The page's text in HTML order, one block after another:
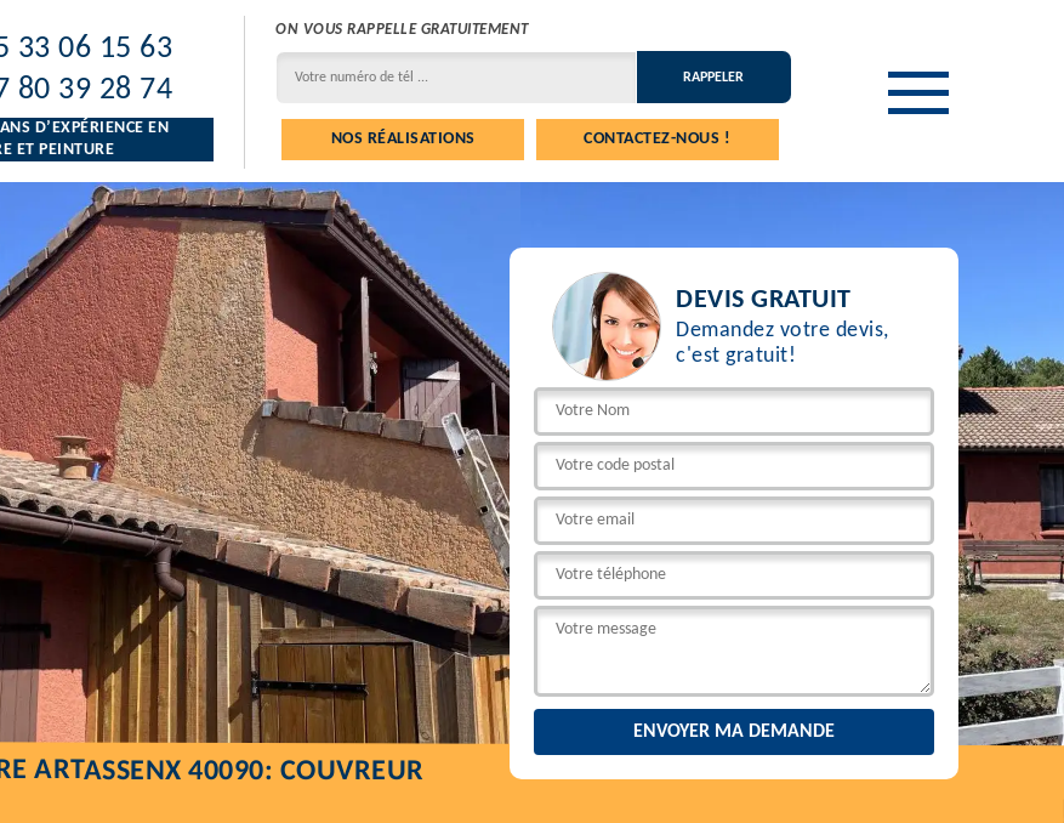
33 06 15 63
80 39 28 74
D’EXPÉRIENCE EN
ET PEINTURE
ON VOUS RAPPELLE GRATUITEMENT
NOS RÉALISATIONS CONTACTEZ-NOUS !
DEVIS GRATUIT
Demandez votre devis,
c'est gratuit!
ARTASSENX 40090: COUVREUR